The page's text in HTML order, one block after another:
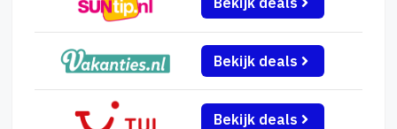
Bekijk deals
Bekijk deals